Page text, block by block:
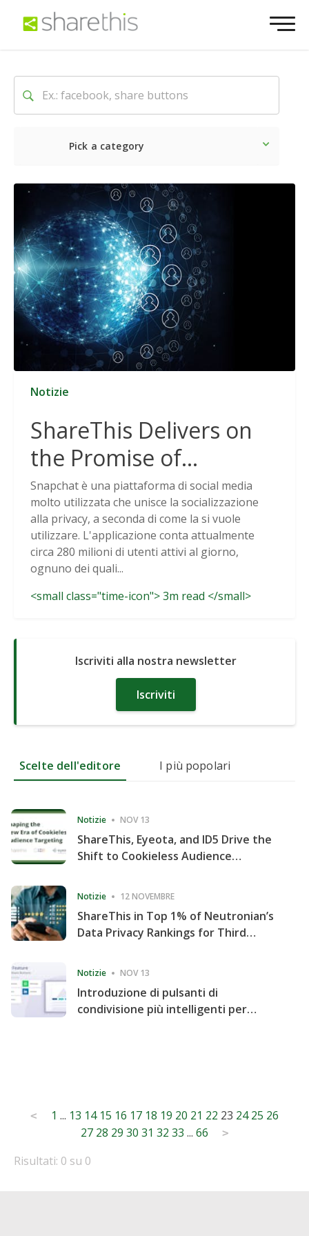
Pick a category
Ultime notizie Sociale
Notizie
ShareThis Delivers on
the Promise of
Cookieless Data
Solutions
Snapchat è una piattaforma di social media
molto utilizzata che unisce la socializzazione
alla privacy, a seconda di come la si vuole
utilizzare. L'applicazione conta attualmente
circa 280 milioni di utenti attivi al giorno,
ognuno dei quali...
<small class="time-icon"> 3m read </small>
Iscriviti alla nostra newsletter
Iscriviti
Scelte dell'editore I più popolari
Notizie NOV 13
ShareThis, Eyeota, and ID5 Drive the
Shift to Cookieless Audience
Notizie 12 NOVEMBRE
ShareThis in Top 1% of Neutronian’s
Data Privacy Rankings for Third
Notizie NOV 13
Introduzione di pulsanti di
condivisione più intelligenti per
Posts
pagination
< 1 ... 13 14 15 16 17 18 19 20 21 22 23 24 25 26
27 28 29 30 31 32 33 ... 66 >
Risultati: 0 su 0